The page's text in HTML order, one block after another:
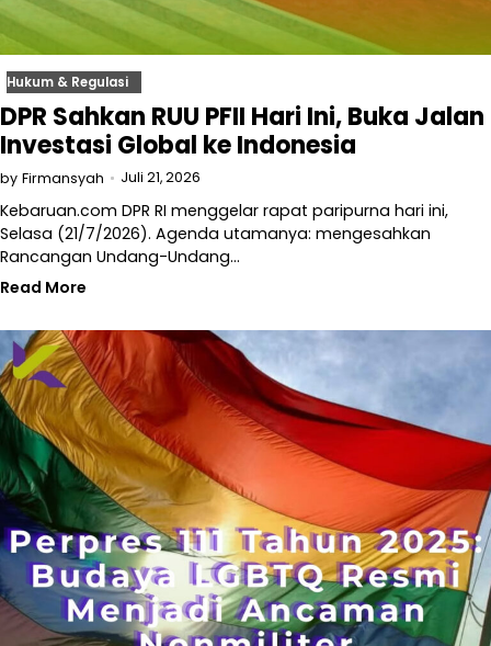
Hukum & Regulasi
DPR Sahkan RUU PFII Hari Ini, Buka Jalan
Investasi Global ke Indonesia
by Firmansyah Juli 21, 2026
Kebaruan.com DPR RI menggelar rapat paripurna hari ini,
Selasa (21/7/2026). Agenda utamanya: mengesahkan
Rancangan Undang-Undang…
Read More